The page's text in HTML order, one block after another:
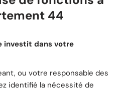
44
investit dans votre
ou votre responsable des
identifié la nécessité de